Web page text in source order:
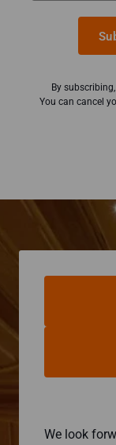
By
You can cancel
We look